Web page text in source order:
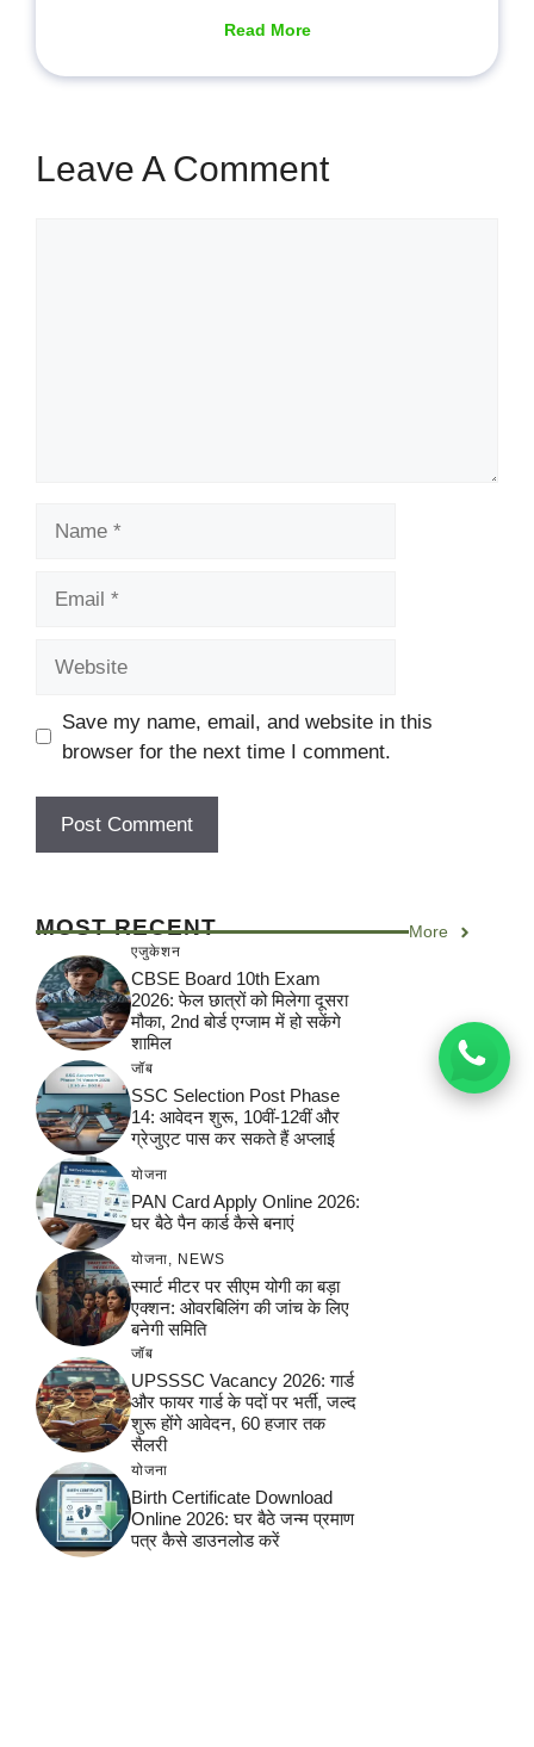
Read More
Leave A Comment
Save my name, email, and website in this
browser for the next time I comment.
MOST RECENT More
एजुकेशन
CBSE Board 10th Exam
2026: फेल छात्रों को मिलेगा दूसरा
मौका, 2nd बोर्ड एग्जाम में हो सकेंगे
शामिल
जॉब
SSC Selection Post Phase
14: आवेदन शुरू, 10वीं-12वीं और
ग्रेजुएट पास कर सकते हैं अप्लाई
योजना
PAN Card Apply Online 2026:
घर बैठे पैन कार्ड कैसे बनाएं
योजना, NEWS
स्मार्ट मीटर पर सीएम योगी का बड़ा
एक्शन: ओवरबिलिंग की जांच के लिए
बनेगी समिति
जॉब
UPSSSC Vacancy 2026: गार्ड
और फायर गार्ड के पदों पर भर्ती, जल्द
शुरू होंगे आवेदन, 60 हजार तक
सैलरी
योजना
Birth Certificate Download
Online 2026: घर बैठे जन्म प्रमाण
पत्र कैसे डाउनलोड करें